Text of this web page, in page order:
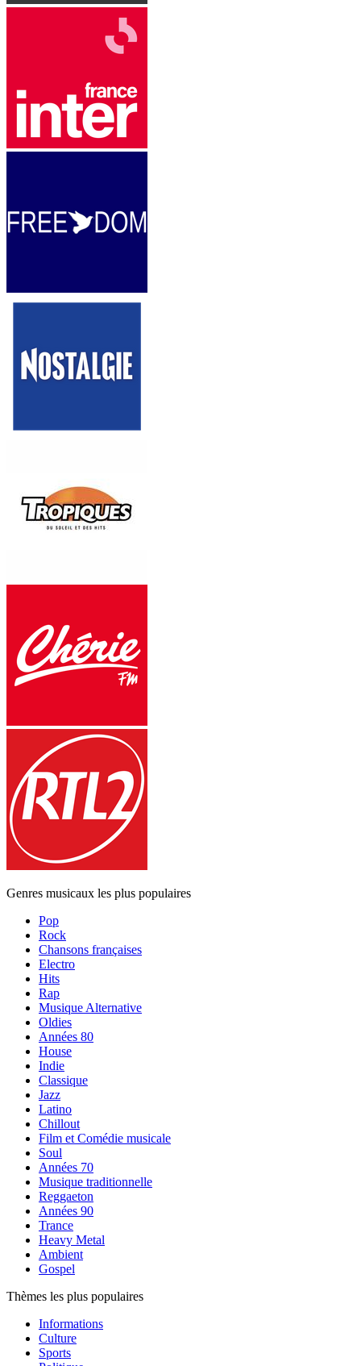
Genres musicaux les plus populaires
Pop
Rock
Chansons françaises
Electro
Hits
Rap
Musique Alternative
Oldies
Années 80
House
Indie
Classique
Jazz
Latino
Chillout
Film et Comédie musicale
Soul
Années 70
Musique traditionnelle
Reggaeton
Années 90
Trance
Heavy Metal
Ambient
Gospel
Thèmes les plus populaires
Informations
Culture
Sports